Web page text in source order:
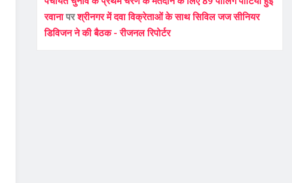
रवानापरश्रीनगर में दवा विक्रेताओं के साथ सिविल जज सीनियर
डिविजन ने की बैठक - रीजनल रिपोर्टर